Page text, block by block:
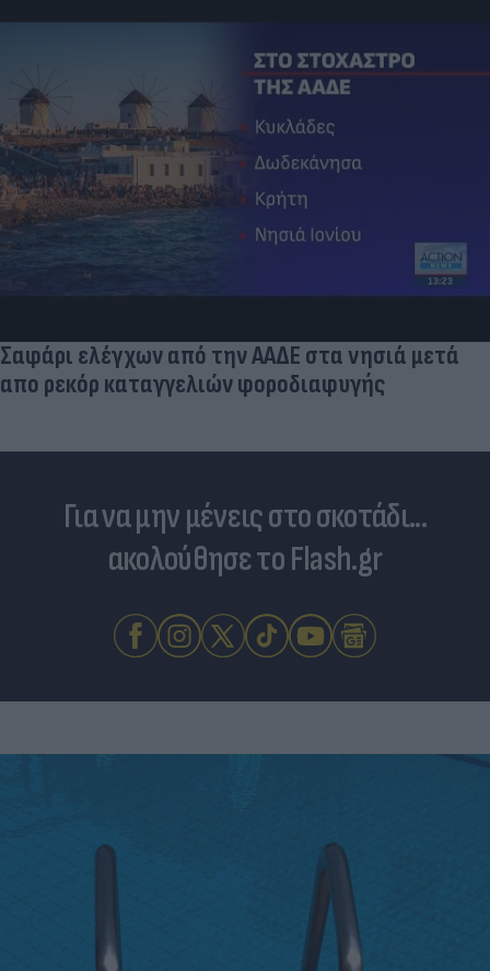
Σαφάρι ελέγχων από την ΑΑΔΕ στα νησιά μετά
απο ρεκόρ καταγγελιών φοροδιαφυγής
Για να μην μένεις στο σκοτάδι...
ακολούθησε το Flash.gr